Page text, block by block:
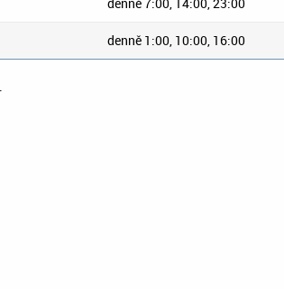
denně 1:00, 10:00, 16:00